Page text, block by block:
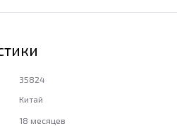
35824
Китай
18 месяцев